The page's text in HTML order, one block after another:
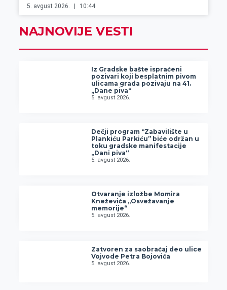
5. avgust 2026. 10:44
NAJNOVIJE VESTI
Iz Gradske bašte ispraćeni
pozivari koji besplatnim pivom
ulicama grada pozivaju na 41.
„Dane piva“
5. avgust 2026.
Dečji program “Zabavilište u
Plankiću Parkiću” biće održan u
toku gradske manifestacije
„Dani piva“
5. avgust 2026.
Otvaranje izložbe Momira
Kneževića „Osvežavanje
memorije“
5. avgust 2026.
Zatvoren za saobraćaj deo ulice
Vojvode Petra Bojovića
5. avgust 2026.